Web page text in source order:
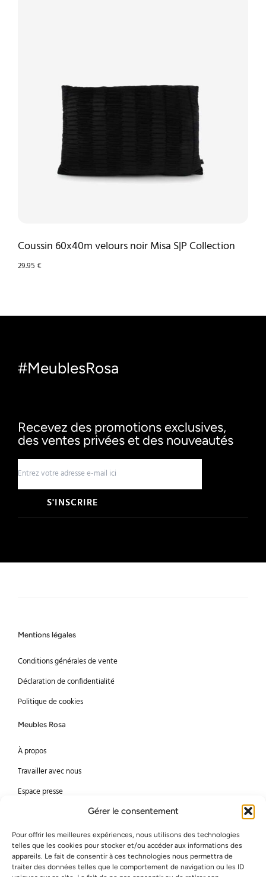
Gérer le consentement
Pour offrir les meilleures expériences, nous utilisons des technologies
telles que les cookies pour stocker et/ou accéder aux informations des
appareils. Le fait de consentir à ces technologies nous permettra de
traiter des données telles que le comportement de navigation ou les ID
Coussin 60x40m velours noir Misa S|P Collection
29.95€
#MeublesRosa
Recevez des promotions exclusives,
des ventes privées et des nouveautés
S'INSCRIRE
Mentions légales
Conditions générales de vente
Déclaration de confidentialité
Politique de cookies
Meubles Rosa
À propos
Travailler avec nous
Espace presse
Méthodes de paiement
Mastercard
Bancontact
Visa
American Express